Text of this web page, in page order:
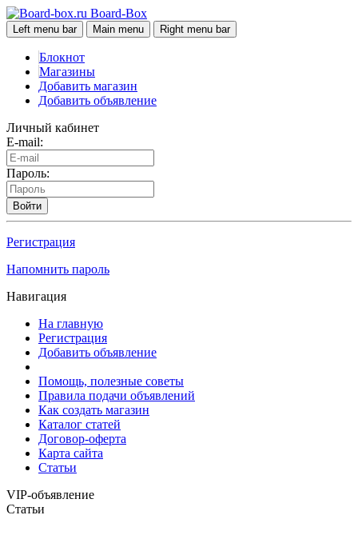
Board-Box
Left menu bar Main menu Right menu bar
Блокнот
Магазины
Добавить магазин
Добавить объявление
Личный кабинет
E-mail:
Пароль:
Войти
Регистрация
Напомнить пароль
Навигация
На главную
Регистрация
Добавить объявление
Помощь, полезные советы
Правила подачи объявлений
Как создать магазин
Каталог статей
Договор-оферта
Карта сайта
Статьи
VIP-объявление
Статьи